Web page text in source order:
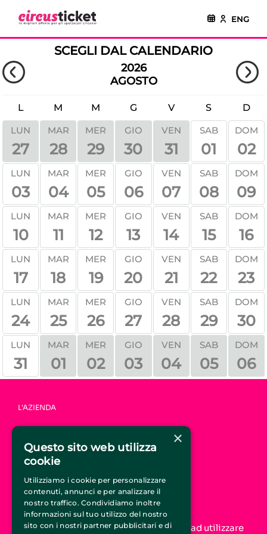
ENG
SCEGLI DAL CALENDARIO
2026
AGOSTO
L M M G V S D
LUN
27
MAR
28
MER
29
GIO
30
VEN
31
SAB
01
DOM
02
LUN
03
MAR
04
MER
05
GIO
06
VEN
07
SAB
08
DOM
09
LUN
10
MAR
11
MER
12
GIO
13
VEN
14
SAB
15
DOM
16
LUN
17
MAR
18
MER
19
GIO
20
VEN
21
SAB
22
DOM
23
LUN
24
MAR
25
MER
26
GIO
27
VEN
28
SAB
29
DOM
30
LUN
31
MAR
01
MER
02
GIO
03
VEN
04
SAB
05
DOM
06
L'AZIENDA
CHI SIAMO
COME FUNZIONA
FAQ
UNISCITI A CIRCUSTICKET.IT
Aumenta la tua visibilità online e inizia ad utilizzare
×
Questo sito web utilizza
cookie
Utilizziamo i cookie per personalizzare
contenuti, annunci e per analizzare il
nostro traffico. Condividiamo inoltre
informazioni sul tuo utilizzo del nostro
sito con i nostri partner pubblicitari e di